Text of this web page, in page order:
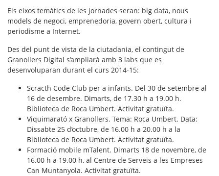
Els eixos temàtics de les jornades seran: big data, nous
models de negoci, emprenedoria, govern obert, cultura i
periodisme a Internet.
Des del punt de vista de la ciutadania, el contingut de
Granollers Digital s’ampliarà amb 3 labs que es
desenvoluparan durant el curs 2014-15:
Scracth Code Club per a infants. Del 30 de setembre al
16 de desembre. Dimarts, de 17.30 h a 19.00 h.
Biblioteca de Roca Umbert. Activitat gratuïta.
Viquimarató x Granollers. Tema: Roca Umbert. Data:
Dissabte 25 d’octubre, de 16.00 h a 20.00 h a la
Biblioteca de Roca Umbert. Activitat gratuïta.
Formació mobile mTalent. Dimarts 18 de novembre, de
16.00 h a 19.00 h, al Centre de Serveis a les Empreses
Can Muntanyola. Activitat gratuïta.